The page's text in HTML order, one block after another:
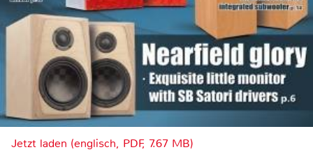
Jetzt laden (englisch, PDF, 7.67 MB)